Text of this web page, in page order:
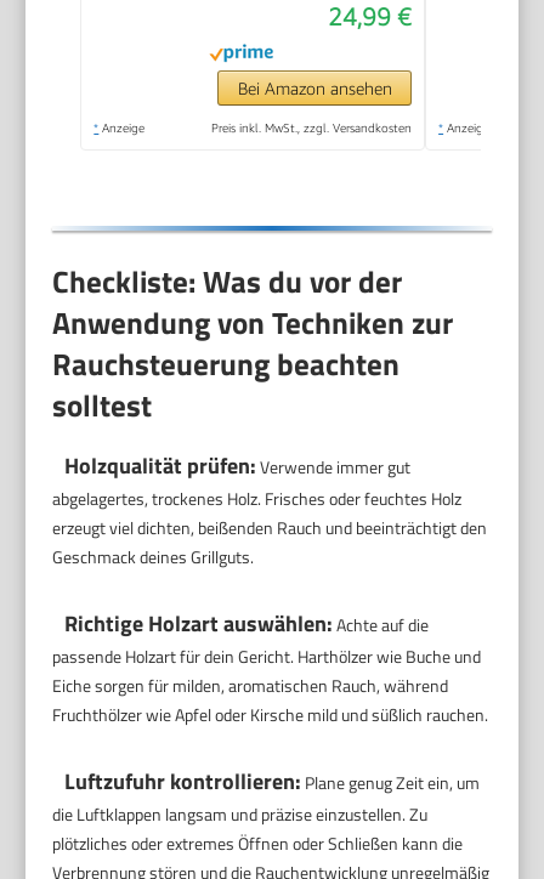
24,99 €
Bei Amazon ansehen
* Anzeige Preis inkl. MwSt., zzgl. Versandkosten * Anzeige
Checkliste: Was du vor der
Anwendung von Techniken zur
Rauchsteuerung beachten
solltest
Holzqualität prüfen:Verwende immer gut
abgelagertes, trockenes Holz. Frisches oder feuchtes Holz
erzeugt viel dichten, beißenden Rauch und beeinträchtigt den
Geschmack deines Grillguts.
Richtige Holzart auswählen:Achte auf die
passende Holzart für dein Gericht. Harthölzer wie Buche und
Eiche sorgen für milden, aromatischen Rauch, während
Fruchthölzer wie Apfel oder Kirsche mild und süßlich rauchen.
Luftzufuhr kontrollieren: Plane genug Zeit ein, um
die Luftklappen langsam und präzise einzustellen. Zu
plötzliches oder extremes Öffnen oder Schließen kann die
Verbrennung stören und die Rauchentwicklung unregelmäßig